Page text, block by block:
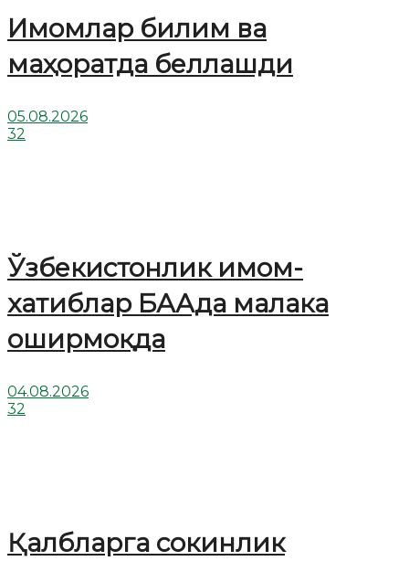
Имомлар билим ва
маҳоратда беллашди
05.08.2026
32
Ўзбекистонлик имом-
хатиблар БААда малака
оширмоқда
04.08.2026
32
Қалбларга сокинлик